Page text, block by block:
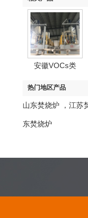
安徽VOCs类
热门地区产品
山东焚烧炉 ， 江苏
东焚烧炉